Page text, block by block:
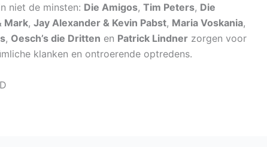
niet de minsten: Die Amigos, Tim Peters, Die
Mark, Jay Alexander & Kevin Pabst, Maria Voskania,
, Oesch’s die Dritten en Patrick Lindner zorgen voor
klanken en ontroerende optredens.